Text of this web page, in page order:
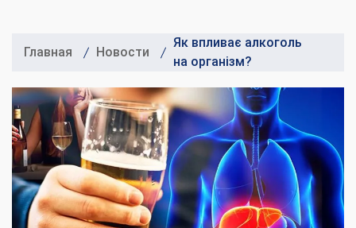
Главная Новости
Як впливає алкоголь
на організм?